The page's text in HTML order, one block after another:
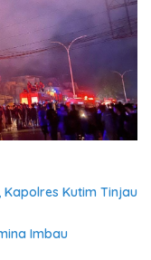
Kutim Tinjau
Imbau